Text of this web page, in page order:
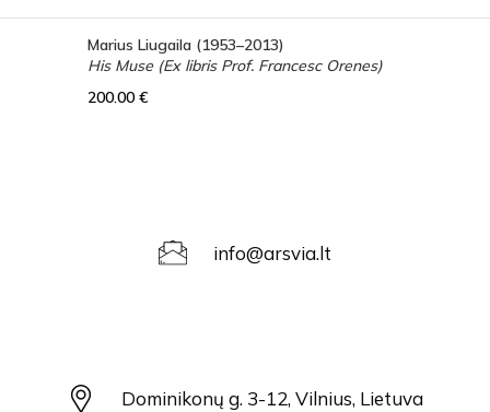
Marius Liugaila (1953–2013)
His Muse (Ex libris Prof. Francesc Orenes)
200.00 €
info@arsvia.lt
Dominikonų g. 3-12, Vilnius, Lietuva